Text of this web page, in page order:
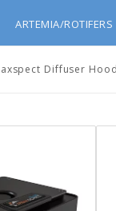
ARTEMIA/ROTIFERS
Diffuser